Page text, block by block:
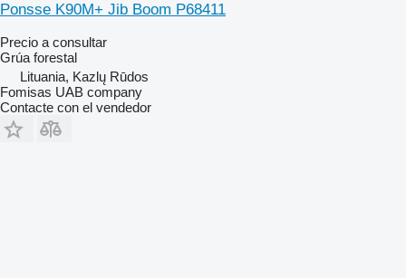
Ponsse K90M+ Jib Boom P68411
Precio a consultar
Grúa forestal
Lituania, Kazlų Rūdos
Fomisas UAB company
Contacte con el vendedor